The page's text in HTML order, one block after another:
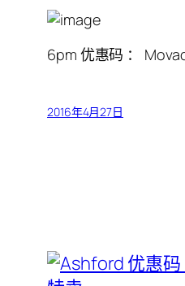
6pm 优惠码 ：
2016年4月27日